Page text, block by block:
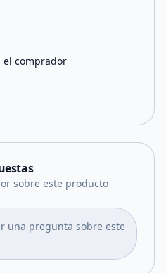
el comprador
sobre este producto
una pregunta sobre este